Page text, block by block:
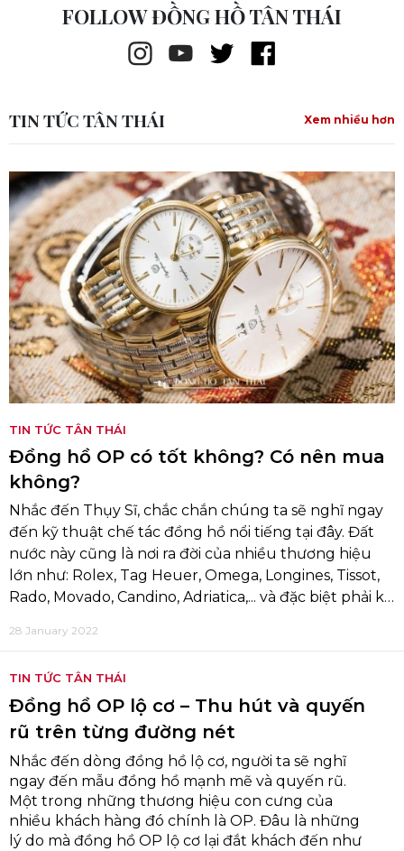
mắc, vì vậy bài viết dưới đây Đồng hồ Tân Thái sẽ giúp bạn
đưa ra lời giải chi tiết nhất.
FOLLOW ĐỒNG HỒ TÂN THÁI
TIN TỨC TÂN THÁI Xem nhiều hơn
TIN TỨC TÂN THÁI
Đồng hồ OP có tốt không? Có nên mua
không?
Nhắc đến Thụy Sĩ, chắc chắn chúng ta sẽ nghĩ ngay
đến kỹ thuật chế tác đồng hồ nổi tiếng tại đây. Đất
nước này cũng là nơi ra đời của nhiều thương hiệu
lớn như: Rolex, Tag Heuer, Omega, Longines, Tissot,
Rado, Movado, Candino, Adriatica,... và đặc biệt phải kể
chảnh, không cầu kỳ, các sản phẩm mang tên OP
sự bình dị và giản đơn của mình.
28 January 2022
TIN TỨC TÂN THÁI
Đồng hồ OP lộ cơ – Thu hút và quyến
rũ trên từng đường nét
Nhắc đến dòng đồng hồ lộ cơ, người ta sẽ nghĩ
ngay đến mẫu đồng hồ mạnh mẽ và quyến rũ.
Một trong những thương hiệu con cưng của
nhiều khách hàng đó chính là OP. Đâu là những
lý do mà đồng hồ OP lộ cơ lại đắt khách đến như